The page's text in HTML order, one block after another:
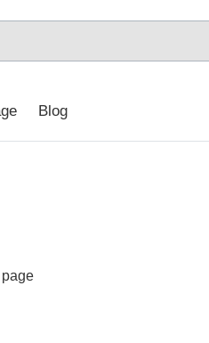
Blog